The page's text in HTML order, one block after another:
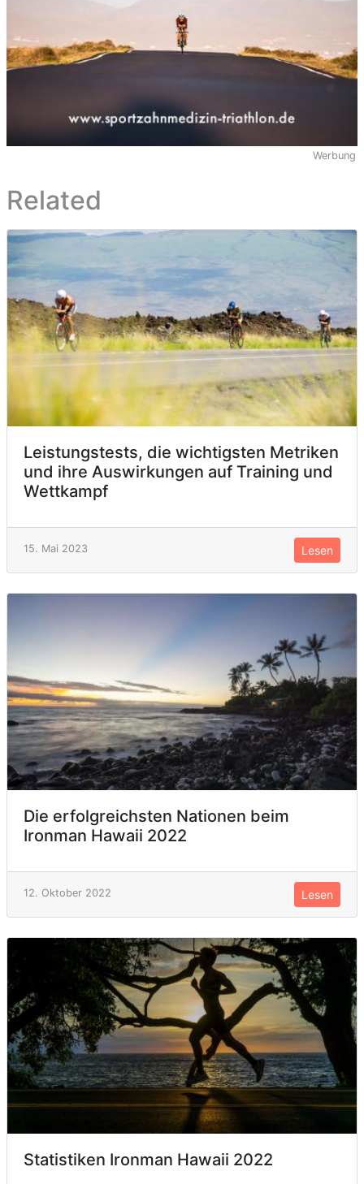
Werbung
Related
Leistungstests, die wichtigsten Metriken
und ihre Auswirkungen auf Training und
Wettkampf
15. Mai 2023 Lesen
Die erfolgreichsten Nationen beim
Ironman Hawaii 2022
12. Oktober 2022 Lesen
Statistiken Ironman Hawaii 2022